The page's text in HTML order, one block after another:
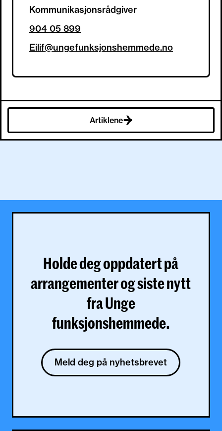
Kommunikasjonsrådgiver
904 05 899
Eilif@ungefunksjonshemmede.no
Artiklene
Holde deg oppdatert på
arrangementer og siste nytt
fra Unge
funksjonshemmede.
Meld deg på nyhetsbrevet